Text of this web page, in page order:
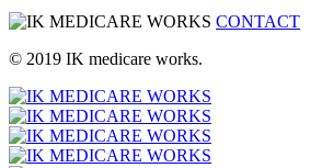
CONTACT
© 2019 IK medicare works.